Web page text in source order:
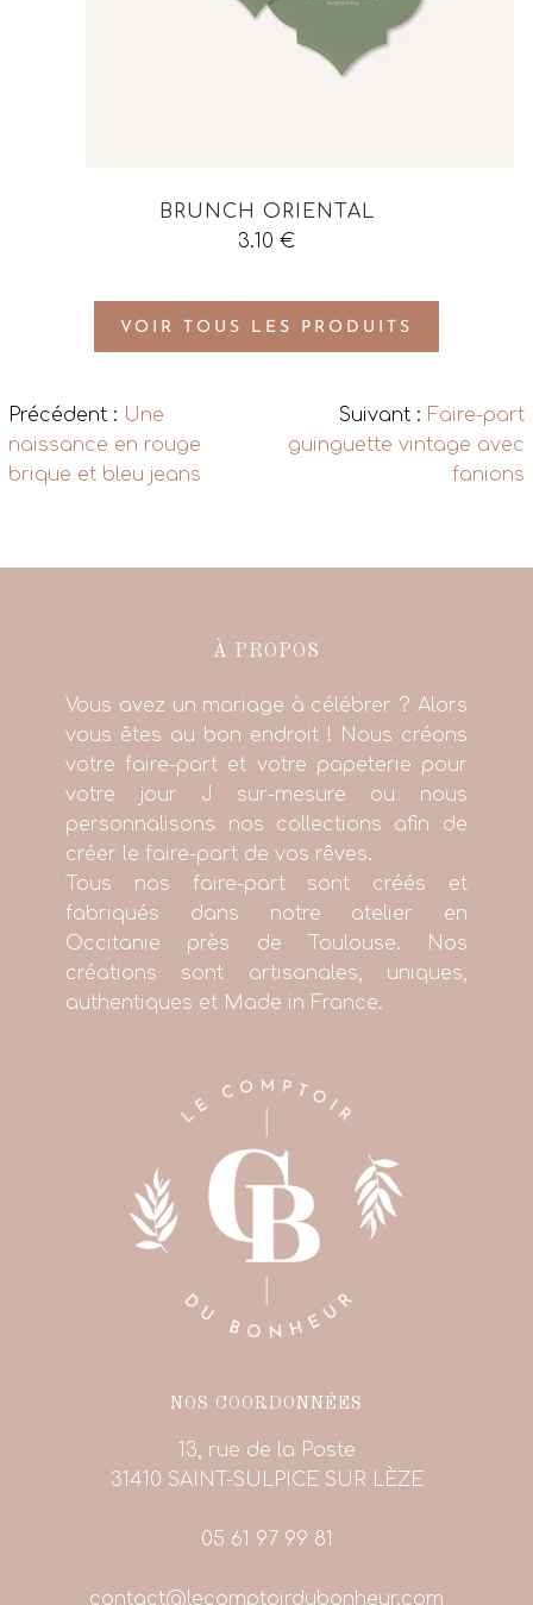
BRUNCH ORIENTAL
3.10 €
VOIR TOUS LES PRODUITS
Précédent : Une
naissance en rouge
brique et bleu jeans
Suivant : Faire-part
guinguette vintage avec
fanions
À PROPOS
Vous avez un mariage à célébrer ? Alors
vous êtes au bon endroit ! Nous créons
votre faire-part et votre papeterie pour
votre jour J sur-mesure ou nous
personnalisons nos collections afin de
créer le faire-part de vos rêves.
Tous nos faire-part sont créés et
fabriqués dans notre atelier en
Occitanie près de Toulouse. Nos
créations sont artisanales, uniques,
authentiques et Made in France.
NOS COORDONNÉES
13, rue de la Poste
31410 SAINT-SULPICE SUR LÈZE
05 61 97 99 81
contact@lecomptoirdubonheur.com